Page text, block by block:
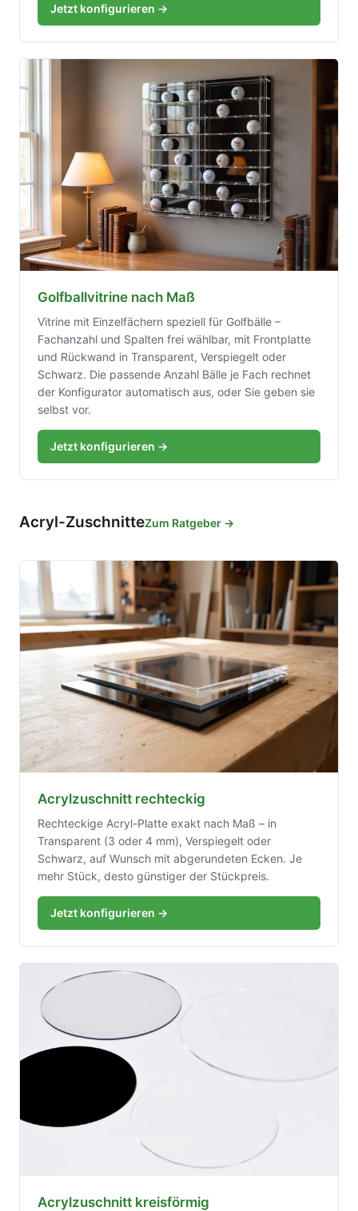
Jetzt konfigurieren →
Golfballvitrine nach Maß
Vitrine mit Einzelfächern speziell für Golfbälle –
Fachanzahl und Spalten frei wählbar, mit Frontplatte
und Rückwand in Transparent, Verspiegelt oder
Schwarz. Die passende Anzahl Bälle je Fach rechnet
der Konfigurator automatisch aus, oder Sie geben sie
selbst vor.
Jetzt konfigurieren →
Acryl-ZuschnitteZum Ratgeber →
Acrylzuschnitt rechteckig
Rechteckige Acryl-Platte exakt nach Maß – in
Transparent (3 oder 4 mm), Verspiegelt oder
Schwarz, auf Wunsch mit abgerundeten Ecken. Je
mehr Stück, desto günstiger der Stückpreis.
Jetzt konfigurieren →
Acrylzuschnitt kreisförmig